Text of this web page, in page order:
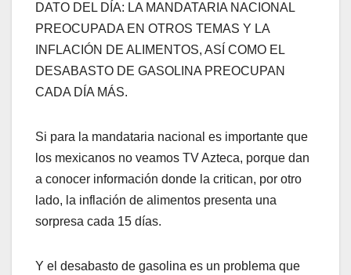
DATO DEL DÍA: LA MANDATARIA NACIONAL
PREOCUPADA EN OTROS TEMAS Y LA
INFLACIÓN DE ALIMENTOS, ASÍ COMO EL
DESABASTO DE GASOLINA PREOCUPAN
CADA DÍA MÁS.
Si para la mandataria nacional es importante que
los mexicanos no veamos TV Azteca, porque dan
a conocer información donde la critican, por otro
lado, la inflación de alimentos presenta una
sorpresa cada 15 días.
Y el desabasto de gasolina es un problema que